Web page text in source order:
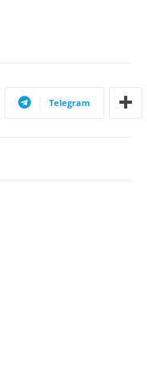
Telegram